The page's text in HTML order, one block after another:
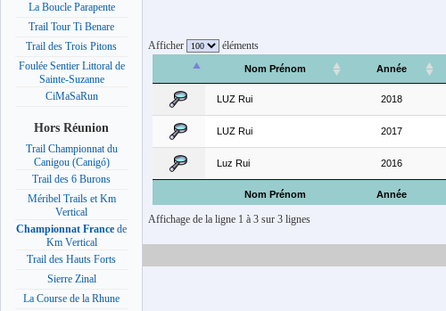
La Boucle Parapente
Trail Tour Ti Benare
Trail des Trois Pitons
Foulée Sentier Littoral de
Sainte-Suzanne
CiMaSaRun
Hors Réunion
Trail Championnat du
Canigou (Canigó)
Trail des 6 Burons
Méribel Trails et Km
Vertical
Championnat France de
Km Vertical
Trail des Hauts Forts
Sierre Zinal
La Course de la Rhune
Afficher éléments
Nom Prénom Année
Nom Prénom Année
LUZ Rui 2018
LUZ Rui 2017
Luz Rui 2016
Affichage de la ligne 1 à 3 sur 3 lignes